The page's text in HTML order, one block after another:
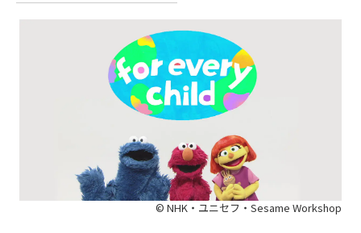
© NHK・ユニセフ・Sesame Workshop